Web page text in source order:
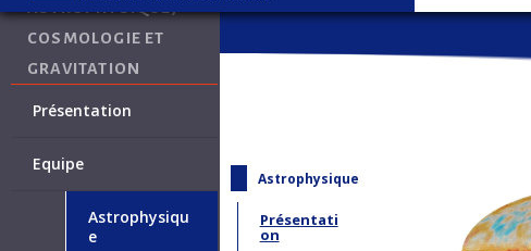
Astrophysique
Présentati
on
COSMOLOGIE ET
GRAVITATION
Présentation
Equipe
Astrophysiqu
e